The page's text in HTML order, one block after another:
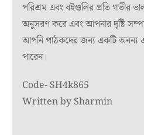
পরিশ্রম এবং বইগুলির প্রতি গভীর
অনুসরণ করে এবং আপনার দৃষ্টি
আপনি পাঠকদের জন্য একটি অনন্য
পারেন।
Code- SH4k865
Written by Sharmin